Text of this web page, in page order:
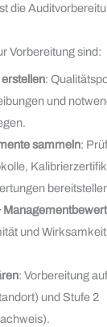
die
Vorbereitung sind:
:
und
sammeln:
und
: Vorbereitung
und Stufe 2